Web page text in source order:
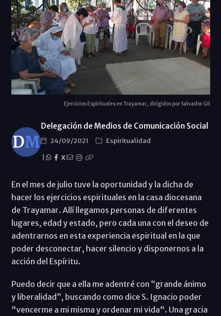
Ejercicios Espirituales en Trayamar, dirigidos por Salvador Gil
Delegación de Medios de Comunicación Social
24/09/2021
Espiritualidad
X
En el mes de julio tuve la oportunidad y la dicha de
hacer los ejercicios espirituales en la casa diocesana
de Trayamar. Allí llegamos personas de diferentes
lugares, edad y estado, pero cada una con el deseo de
adentrarnos en esta experiencia espiritual en la que
poder desconectar, hacer silencio y disponernos a la
acción del Espíritu.
Puedo decir que a ella me adentré con “grande ánimo
y liberalidad”, buscando como dice S. Ignacio poder
"vencerme a mi misma y ordenar mi vida". Una gracia